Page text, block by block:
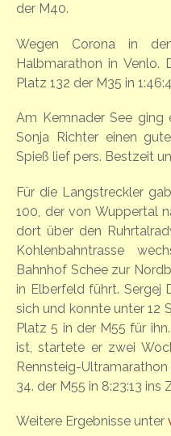
der M40.
Wegen Corona in
Halbmarathon in Venlo.
Platz 132 der M35 in
Am Kemnader See ging
Sonja Richter einen
Spieß lief pers. Bestzeit
Für die Langstreckler
100, der von Wuppertal
dort über den
Kohlenbahntrasse
Bahnhof Schee zur
in Elberfeld führt. Sergej
sich und konnte unter 12
Platz 5 in der M55 für
ist, startete er zwei
Rennsteig-
34. der M55 in 8:23:13 ins
Weitere Ergebnisse unter